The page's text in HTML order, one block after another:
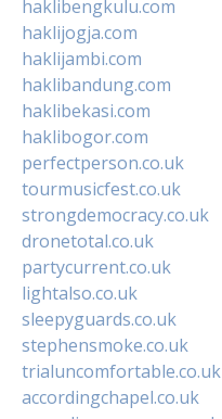
haklibengkulu.com
haklijogja.com
haklijambi.com
haklibandung.com
haklibekasi.com
haklibogor.com
perfectperson.co.uk
tourmusicfest.co.uk
strongdemocracy.co.uk
dronetotal.co.uk
partycurrent.co.uk
lightalso.co.uk
sleepyguards.co.uk
stephensmoke.co.uk
trialuncomfortable.co.uk
accordingchapel.co.uk